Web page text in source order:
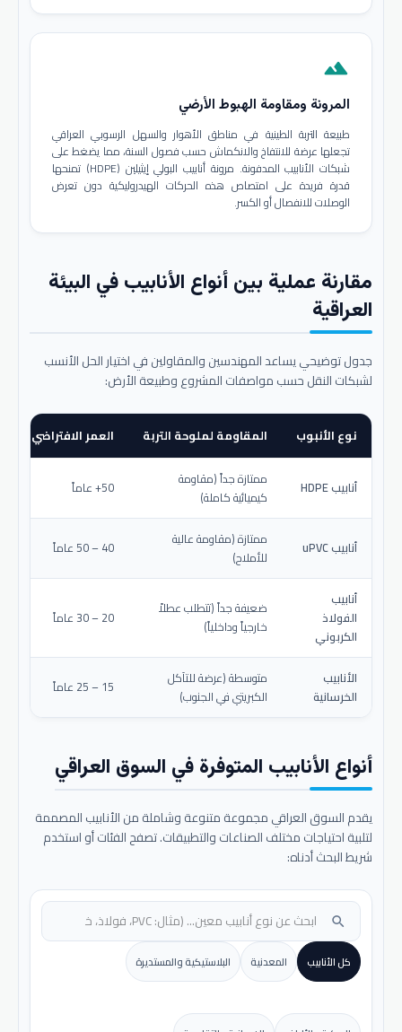
terrain
المرونة ومقاومة الهبوط الأرضي
طبيعة التربة الطينية في مناطق الأهوار والسهل الرسوبي العراقي
تجعلها عرضة للانتفاخ والانكماش حسب فصول السنة، مما يضغط على
شبكات الأنابيب المدفونة. مرونة أنابيب البولي إيثيلين (HDPE) تمنحها
قدرة فريدة على امتصاص هذه الحركات الهيدروليكية دون تعرض
الوصلات للانفصال أو الكسر.
مقارنة عملية بين أنواع الأنابيب في البيئة
العراقية
جدول توضيحي يساعد المهندسين والمقاولين في اختيار الحل الأنسب
لشبكات النقل حسب مواصفات المشروع وطبيعة الأرض:
نوع الأنبوب المقاومة لملوحة التربة العمر الافتراضي
أنابيب HDPE
ممتازة جداً (مقاومة
كيميائية كاملة)
50+ عاماً
أنابيب uPVC
ممتازة (مقاومة عالية
للأملاح)
40 – 50 عاماً
أنابيب
الفولاذ
الكربوني
ضعيفة جداً (تتطلب عطلاً
خارجياً وداخلياً)
20 – 30 عاماً
الأنابيب
الخرسانية
متوسطة (عرضة للتآكل
الكبريتي في الجنوب)
15 – 25 عاماً
أنواع الأنابيب المتوفرة في السوق العراقي
يقدم السوق العراقي مجموعة متنوعة وشاملة من الأنابيب المصممة
لتلبية احتياجات مختلف الصناعات والتطبيقات. تصفح الفئات أو استخدم
شريط البحث أدناه:
search
كل الأنابيب المعدنية البلاستيكية والمستديرة